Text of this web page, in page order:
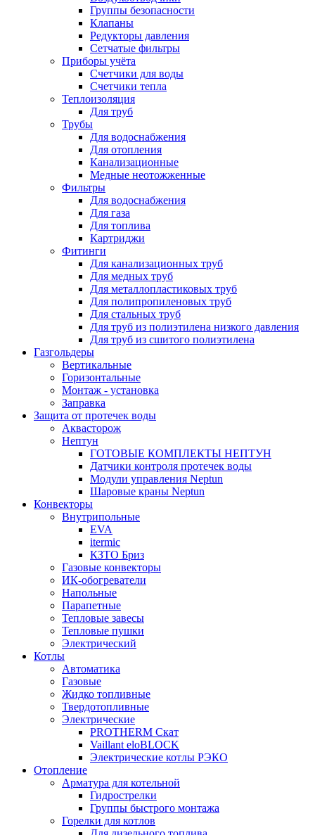
Группы безопасности
Клапаны
Редукторы давления
Сетчатые фильтры
Приборы учёта
Счетчики для воды
Счетчики тепла
Теплоизоляция
Для труб
Трубы
Для водоснабжения
Для отопления
Канализационные
Медные неотожженные
Фильтры
Для водоснабжения
Для газа
Для топлива
Картриджи
Фитинги
Для канализационных труб
Для медных труб
Для металлопластиковых труб
Для полипропиленовых труб
Для стальных труб
Для труб из полиэтилена низкого давления
Для труб из сшитого полиэтилена
Газгольдеры
Вертикальные
Горизонтальные
Монтаж - установка
Заправка
Защита от протечек воды
Аквасторож
Нептун
ГОТОВЫЕ КОМПЛЕКТЫ НЕПТУН
Датчики контроля протечек воды
Модули управления Neptun
Шаровые краны Neptun
Конвекторы
Внутрипольные
EVA
itermic
КЗТО Бриз
Газовые конвекторы
ИК-обогреватели
Напольные
Парапетные
Тепловые завесы
Тепловые пушки
Электрический
Котлы
Автоматика
Газовые
Жидко топливные
Твердотопливные
Электрические
PROTHERM Скат
Vaillant eloBLOCK
Электрические котлы РЭКО
Отопление
Арматура для котельной
Гидрострелки
Группы быстрого монтажа
Горелки для котлов